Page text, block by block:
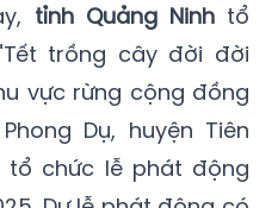
tỉnh Quảng Ninhtổ
trồng cây đời đời
vực rừng cộng đồng
Dụ, huyện Tiên
tổ chức lễ phát động